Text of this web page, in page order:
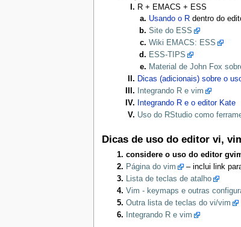
R + EMACS + ESS
Usando o R dentro do
Site do ESS
Wiki EMACS: ESS
ESS-TIPS
Material de John Fox
Dicas (adicionais) sobre o
Integrando R e vim
Integrando R e o editor Kate
Uso do RStudio como
Dicas de uso do editor vi,
considere o uso do editor
Página do vim
– inclui link
Lista de teclas de atalho
Vim - keymaps e outras
Outra lista de teclas do vi/vim
Integrando R e vim